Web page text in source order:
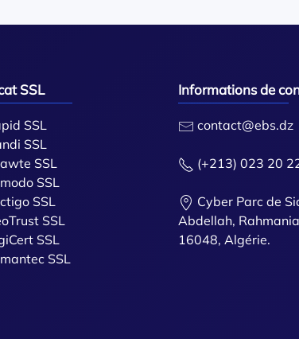
SSL
SSL
SSL
SSL
SSL
SSL
SSL
SSL
SSL
Informations de
contact@ebs.dz
(+213) 023 20
Cyber Parc de
Abdellah,
16048, Algérie.